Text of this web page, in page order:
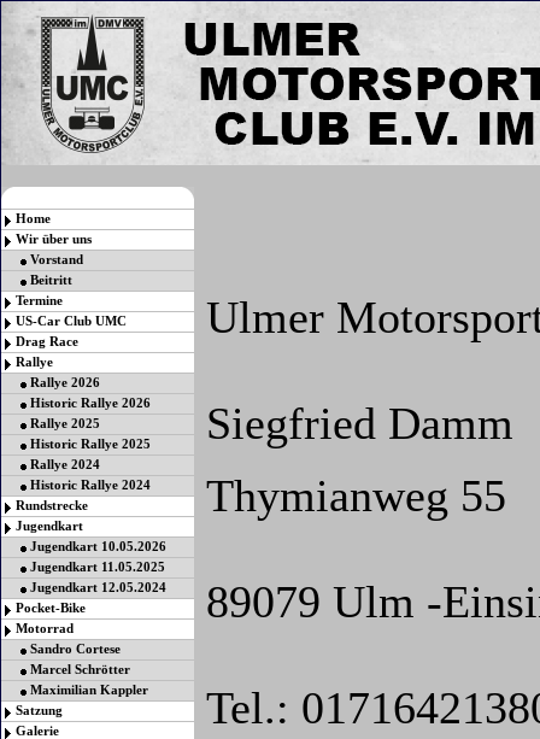
Home
Wir über uns
Vorstand
Beitritt
Termine
US-Car Club UMC
Drag Race
Rallye
Rallye 2026
Historic Rallye 2026
Rallye 2025
Historic Rallye 2025
Rallye 2024
Historic Rallye 2024
Rundstrecke
Jugendkart
Jugendkart 10.05.2026
Jugendkart 11.05.2025
Jugendkart 12.05.2024
Pocket-Bike
Motorrad
Sandro Cortese
Marcel Schrötter
Maximilian Kappler
Satzung
Galerie
Ulmer
Siegfried Damm
Thymianweg 55
89079 Ulm -
Tel.: